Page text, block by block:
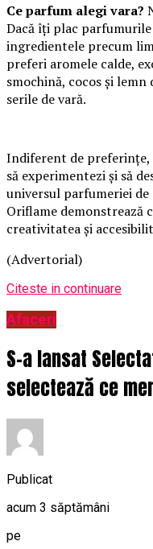
Ce parfum alegi vara?
Dacă îți plac
ingredientele precum
preferi aromele calde,
smochină, cocos și
serile de vară.
Indiferent de preferințe,
să experimentezi și să
universul parfumeriei de
Oriflame demonstrează
creativitatea și
(Advertorial)
Citeste in continuare
Afaceri
S-a lansat
selectează ce
Publicat
acum 3 săptămâni
pe